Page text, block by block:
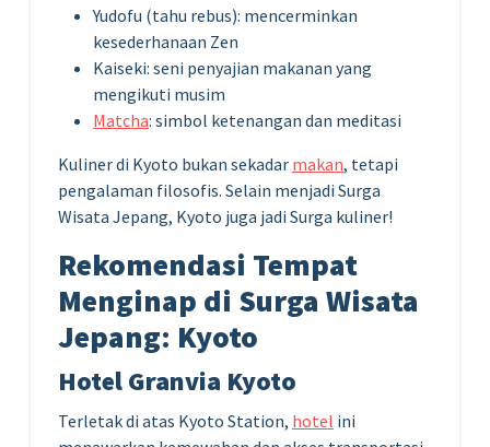
Yudofu (tahu rebus): mencerminkan
kesederhanaan Zen
Kaiseki: seni penyajian makanan yang
mengikuti musim
Matcha: simbol ketenangan dan meditasi
Kuliner di Kyoto bukan sekadar makan, tetapi
pengalaman filosofis. Selain menjadi Surga
Wisata Jepang, Kyoto juga jadi Surga kuliner!
Rekomendasi Tempat
Menginap di Surga Wisata
Jepang: Kyoto
Hotel Granvia Kyoto
Terletak di atas Kyoto Station, hotel ini